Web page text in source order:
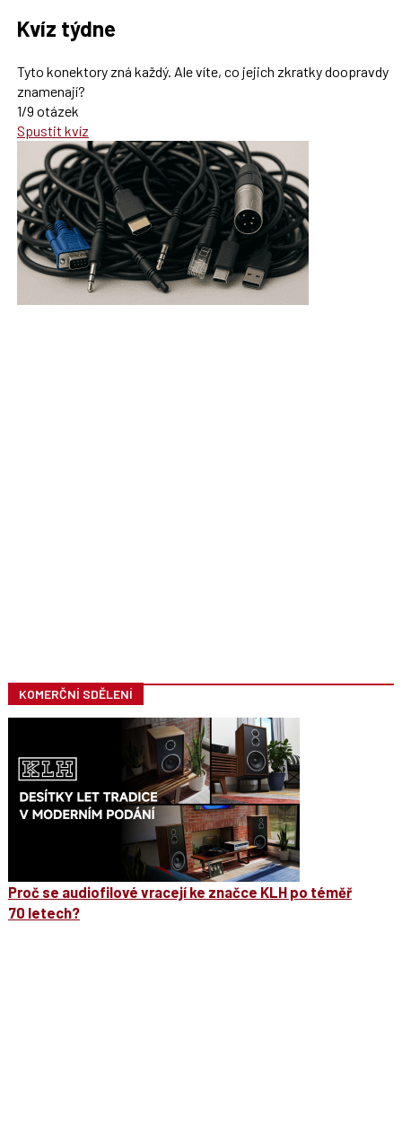
Kvíz týdne
Tyto konektory zná každý. Ale víte, co jejich zkratky doopravdy
znamenají?
1/9 otázek
Spustit kvíz
KOMERČNÍ SDĚLENÍ
Proč se audiofilové vracejí ke značce KLH po téměř
70 letech?